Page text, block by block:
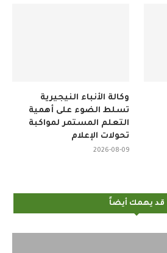
وكالة الأنباء النيجيرية
تسلط الضوء على أهمية
التعلم المستمر لمواكبة
تحولات الإعلام
2026-08-09
قد يهمك أيضاً